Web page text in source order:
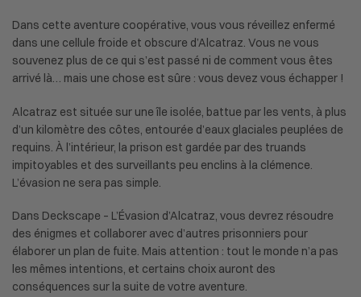
Dans cette aventure coopérative, vous vous réveillez enfermé
dans une cellule froide et obscure d’Alcatraz. Vous ne vous
souvenez plus de ce qui s’est passé ni de comment vous êtes
arrivé là… mais une chose est sûre : vous devez vous échapper !
Alcatraz est située sur une île isolée, battue par les vents, à plus
d’un kilomètre des côtes, entourée d’eaux glaciales peuplées de
requins. À l’intérieur, la prison est gardée par des truands
impitoyables et des surveillants peu enclins à la clémence.
L’évasion ne sera pas simple.
Dans Deckscape – L’Évasion d’Alcatraz, vous devrez résoudre
des énigmes et collaborer avec d’autres prisonniers pour
élaborer un plan de fuite. Mais attention : tout le monde n’a pas
les mêmes intentions, et certains choix auront des
conséquences sur la suite de votre aventure.